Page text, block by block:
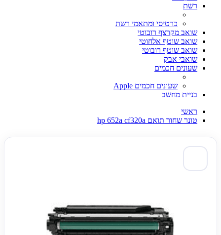
רשת
כרטיסי ומתאמי רשת
שואב מקרצף רובוטי
שואב שוטף אלחוטי
שואב שוטף רובוטי
שואבי אבק
שעונים חכמים
שעונים חכמים Apple
בניית מחשב
ראשי
טונר שחור תואם hp 652a cf320a